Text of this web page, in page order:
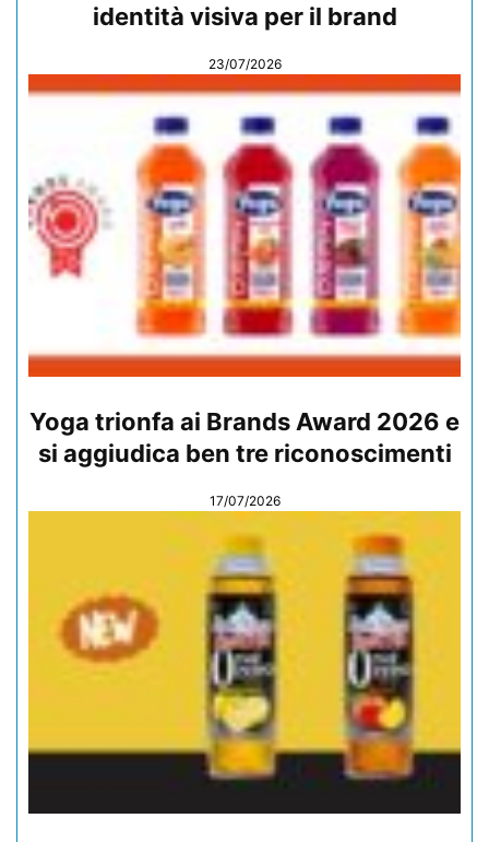
identità visiva per il brand
23/07/2026
Yoga trionfa ai Brands Award 2026 e
si aggiudica ben tre riconoscimenti
17/07/2026